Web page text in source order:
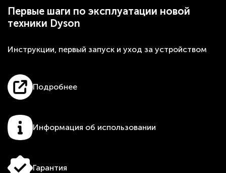
Первые шаги по эксплуатации новой
техники Dyson
Инструкции, первый запуск и уход за устройством
Подробнее
Информация об использовании
Гарантия